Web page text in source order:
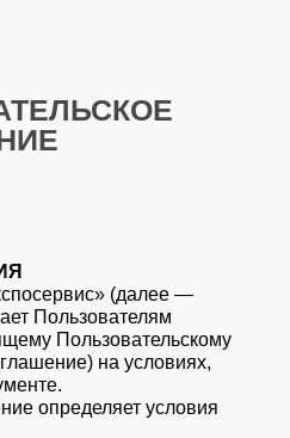
(далее —
Пользователям
Пользовательскому
на условиях,
определяет условия